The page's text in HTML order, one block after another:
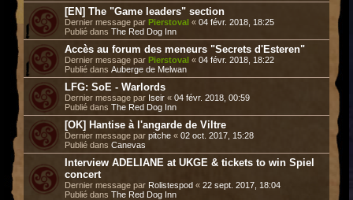
[EN] The "Game leaders" section
Dernier message par Pierstoval « 04 févr. 2018, 18:25
Publié dans The Red Dog Inn
Accès au forum des meneurs "Secrets d'Esteren"
Dernier message par Pierstoval « 04 févr. 2018, 18:22
Publié dans Auberge de Melwan
LFG: SoE - Warlords
Dernier message par Iseir « 04 févr. 2018, 00:59
Publié dans The Red Dog Inn
[OK] Hantise à l'angarde de Viltre
Dernier message par pitche « 02 oct. 2017, 15:28
Publié dans Canevas
Interview ADELIANE at UKGE & tickets to win Spiel
concert
Dernier message par Rolistespod « 22 sept. 2017, 18:04
Publié dans The Red Dog Inn